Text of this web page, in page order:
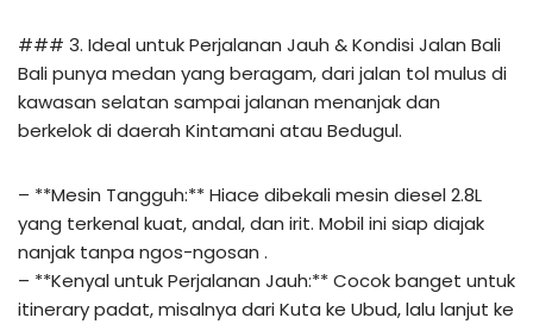
### 3. Ideal untuk Perjalanan Jauh & Kondisi Jalan Bali
Bali punya medan yang beragam, dari jalan tol mulus di
kawasan selatan sampai jalanan menanjak dan
berkelok di daerah Kintamani atau Bedugul.
– **Mesin Tangguh:** Hiace dibekali mesin diesel 2.8L
yang terkenal kuat, andal, dan irit. Mobil ini siap diajak
nanjak tanpa ngos-ngosan .
– **Kenyal untuk Perjalanan Jauh:** Cocok banget untuk
itinerary padat, misalnya dari Kuta ke Ubud, lalu lanjut ke